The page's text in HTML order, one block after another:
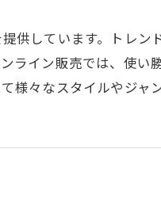
供しています。トレ
ライン販売では、使
様々なスタイルやジャ